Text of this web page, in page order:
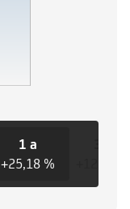
1 a
+25,18 %